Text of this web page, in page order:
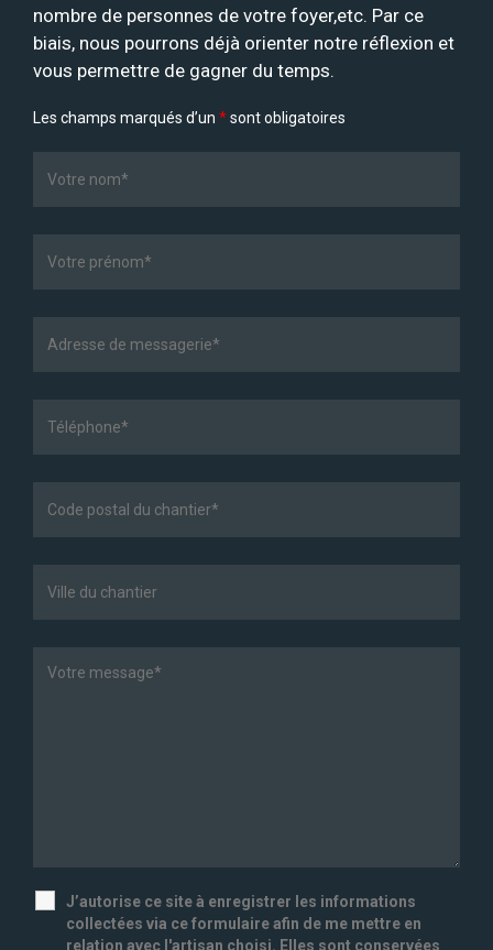
nombre de personnes de votre foyer,etc. Par ce
biais, nous pourrons déjà orienter notre réflexion et
vous permettre de gagner du temps.
Les champs marqués d’un *sont obligatoires
J’autorise ce site à enregistrer les informations
collectées via ce formulaire afin de me mettre en
relation avec l'artisan choisi. Elles sont conservées